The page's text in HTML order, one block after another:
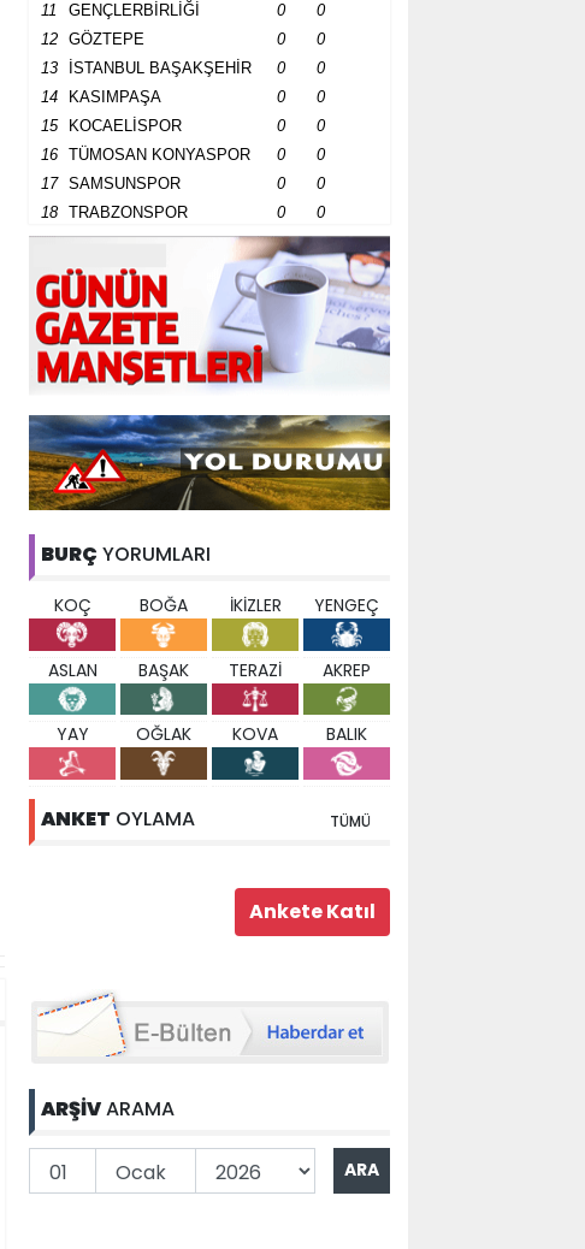
11 GENÇLERBİRLİĞİ 0
0
12
GÖZTEPE 0
0
13
İSTANBUL BAŞAKŞEHİR 0
0
14
KASIMPAŞA 0
0
15
KOCAELİSPOR 0
0
16
TÜMOSAN KONYASPOR 0
0
17
SAMSUNSPOR 0
0
18
TRABZONSPOR 0 0
BURÇ YORUMLARI
KOÇ BOĞA İKİZLER YENGEÇ
ASLAN BAŞAK TERAZİ AKREP
YAY OĞLAK KOVA BALIK
ANKET OYLAMA TÜMÜ
ARŞİVARAMA